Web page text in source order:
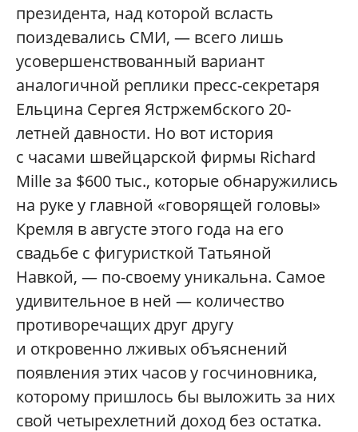
президента, над которой всласть
поиздевались СМИ, — всего лишь
усовершенствованный вариант
аналогичной реплики пресс-секретаря
Ельцина Сергея Ястржембского 20-
летней давности. Но вот история
с часами швейцарской фирмы Richard
Mille за $600 тыс., которые обнаружились
на руке у главной «говорящей головы»
Кремля в августе этого года на его
свадьбе с фигуристкой Татьяной
Навкой, — по-своему уникальна. Самое
удивительное в ней — количество
противоречащих друг другу
и откровенно лживых объяснений
появления этих часов у госчиновника,
которому пришлось бы выложить за них
свой четырехлетний доход без остатка.